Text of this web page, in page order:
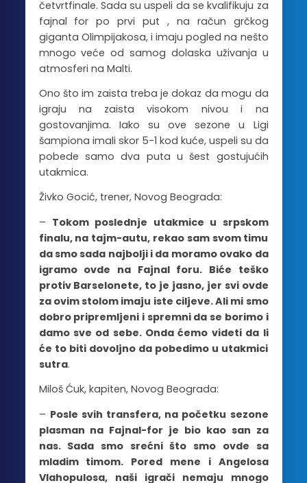
četvrtfinale. Sada su uspeli da se kvalifikuju za
fajnal for po prvi put , na račun grčkog
giganta Olimpijakosa, i imaju pogled na nešto
mnogo veće od samog dolaska uživanja u
atmosferi na Malti.
Ono što im zaista treba je dokaz da mogu da
igraju na zaista visokom nivou i na
gostovanjima. Iako su ove sezone u Ligi
šampiona imali skor 5-1 kod kuće, uspeli su da
pobede samo dva puta u šest gostujućih
utakmica.
Živko Gocić, trener, Novog Beograda:
– Tokom poslednje utakmice u srpskom
finalu, na tajm-autu, rekao sam svom timu
da smo sada najbolji i da moramo ovako da
igramo ovde na Fajnal foru. Biće teško
protiv Barselonete, to je jasno, jer svi ovde
za ovim stolom imaju iste ciljeve. Ali mi smo
dobro pripremljeni i spremni da se borimo i
damo sve od sebe. Onda ćemo videti da li
će to biti dovoljno da pobedimo u utakmici
sutra.
Miloš Ćuk, kapiten, Novog Beograda:
– Posle svih transfera, na početku sezone
plasman na Fajnal-for je bio kao san za
nas. Sada smo srećni što smo ovde sa
mladim timom. Pored mene i Angelosa
Vlahopulosa, naši igrači nemaju mnogo